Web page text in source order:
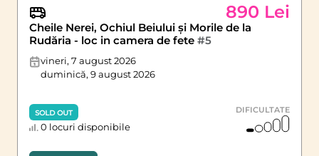
890 Lei
Cheile Nerei, Ochiul Beiului și Morile de la
Rudăria - loc in camera de fete #5
vineri, 7 august 2026
duminică, 9 august 2026
SOLD OUT
0 locuri disponibile
DIFICULTATE